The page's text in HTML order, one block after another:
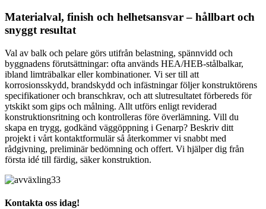
Materialval, finish och helhetsansvar – hållbart och
snyggt resultat
Val av balk och pelare görs utifrån belastning, spännvidd och
byggnadens förutsättningar: ofta används HEA/HEB-stålbalkar,
ibland limträbalkar eller kombinationer. Vi ser till att
korrosionsskydd, brandskydd och infästningar följer konstruktörens
specifikationer och branschkrav, och att slutresultatet förbereds för
ytskikt som gips och målning. Allt utförs enligt reviderad
konstruktionsritning och kontrolleras före överlämning. Vill du
skapa en trygg, godkänd väggöppning i Genarp? Beskriv ditt
projekt i vårt kontaktformulär så återkommer vi snabbt med
rådgivning, preliminär bedömning och offert. Vi hjälper dig från
första idé till färdig, säker konstruktion.
Kontakta oss idag!